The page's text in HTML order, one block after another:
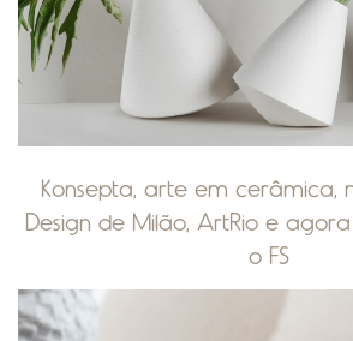
Konsepta, arte em cerâmica,
Design de Milão, ArtRio e
o FS